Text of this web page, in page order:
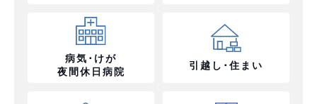
病気･けが
夜間休日病院
引越し･住まい